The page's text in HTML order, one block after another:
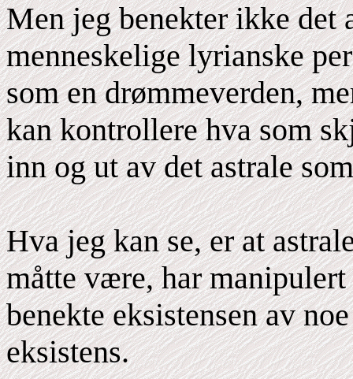
Men jeg benekter ikke det
menneskelige lyrianske
som en drømmeverden,
kan kontrollere hva som
inn og ut av det astrale
Hva jeg kan se, er at
måtte være, har
benekte eksistensen av
eksistens.